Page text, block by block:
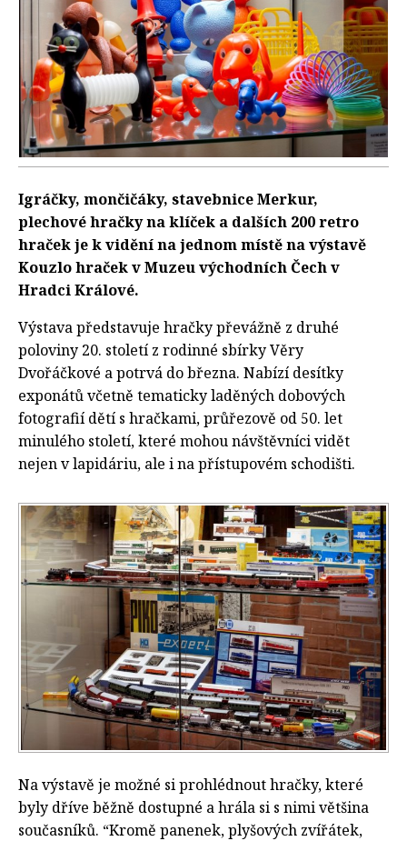
Igráčky, mončičáky, stavebnice Merkur,
plechové hračky na klíček a dalších 200 retro
hraček je k vidění na jednom místě na výstavě
Kouzlo hraček v Muzeu východních Čech v
Hradci Králové.
Výstava představuje hračky převážně z druhé
poloviny 20. století z rodinné sbírky Věry
Dvořáčkové a potrvá do března. Nabízí desítky
exponátů včetně tematicky laděných dobových
fotografií dětí s hračkami, průřezově od 50. let
minulého století, které mohou návštěvníci vidět
nejen v lapidáriu, ale i na přístupovém schodišti.
Na výstavě je možné si prohlédnout hračky, které
byly dříve běžně dostupné a hrála si s nimi většina
současníků. “Kromě panenek, plyšových zvířátek,